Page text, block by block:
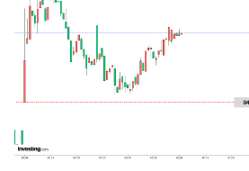
『Money1』
【米韓激突案件】韓
ン』1人当たり賠償10万ウォンを認
『Money1』 韓国で猛暑。南東部で
『Money1』
韓国型イージス搭載
『Money1』
【対日本円】ウォン